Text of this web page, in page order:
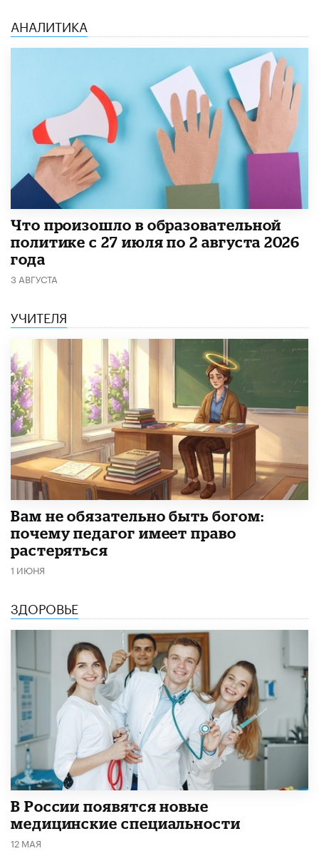
АНАЛИТИКА
​Что произошло в образовательной
политике с 27 июля по 2 августа 2026
года
3 АВГУСТА
УЧИТЕЛЯ
​Вам не обязательно быть богом:
почему педагог имеет право
растеряться
1 ИЮНЯ
ЗДОРОВЬЕ
В России появятся новые
медицинские специальности
12 МАЯ